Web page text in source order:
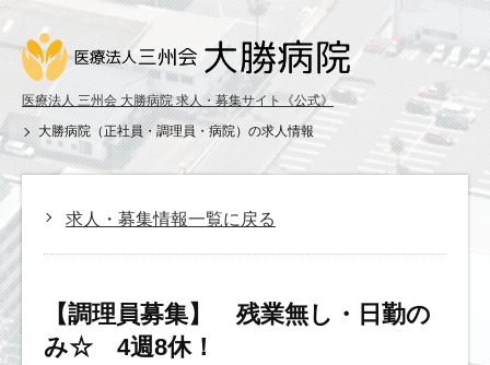
医療法人 三州会 大勝病院 求人・募集サイト《公式》
大勝病院（正社員・調理員・病院）の求人情報
求人・募集情報一覧に戻る
【調理員募集】 残業無し・日勤の
み☆ 4週8休！